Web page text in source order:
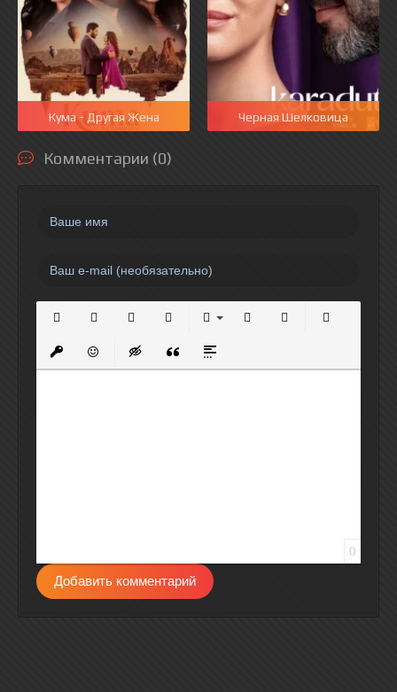
Кума - Другая Жена Черная Шелковица
Комментарии (0)
Вставить защищенную ссылку
Вставить смайлик
Вставка скрытого текста
Вставка цитаты
Вставка спойлера
0
Добавить комментарий